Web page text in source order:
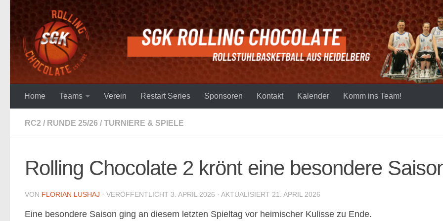
Unter dem Inhalt
Home Teams Verein Restart Series Sponsoren Kontakt Kalender Komm ins Team!
RC2 / RUNDE 25/26 / TURNIERE & SPIELE
Rolling Chocolate 2 krönt eine besondere
VON FLORIAN LUSHAJ · VERÖFFENTLICHT 3. APRIL 2026 · AKTUALISIERT 21. APRIL 2026
Eine besondere Saison ging an diesem letzten Spieltag vor heimischer Kulisse zu Ende.